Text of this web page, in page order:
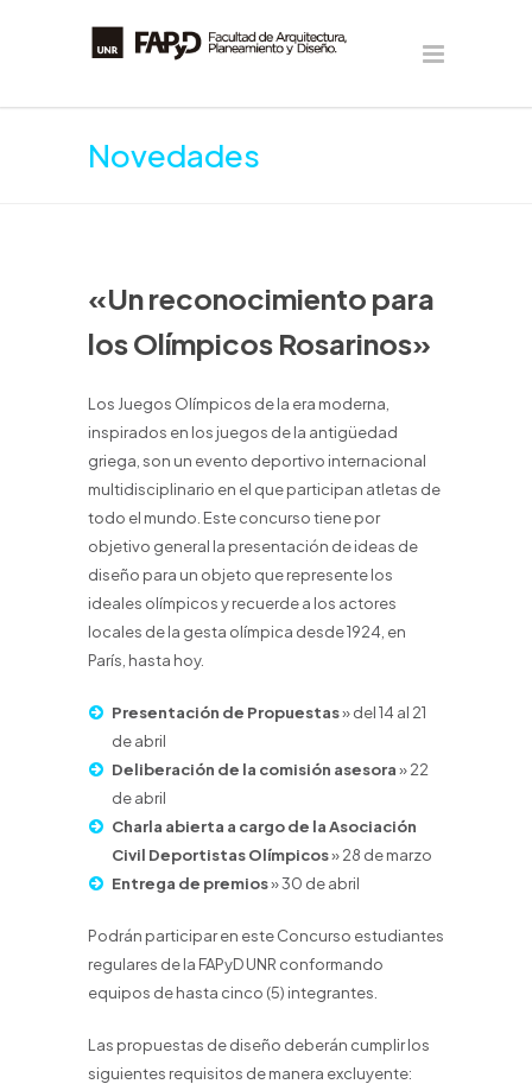
Novedades
«Un reconocimiento para
los Olímpicos Rosarinos»
Los Juegos Olímpicos de la era moderna,
inspirados en los juegos de la antigüedad
griega, son un evento deportivo internacional
multidisciplinario en el que participan atletas de
todo el mundo. Este concurso tiene por
objetivo general la presentación de ideas de
diseño para un objeto que represente los
ideales olímpicos y recuerde a los actores
locales de la gesta olímpica desde 1924, en
París, hasta hoy.
Presentación de Propuestas» del 14 al 21
de abril
Deliberación de la comisión asesora» 22
de abril
Charla abierta a cargo de la Asociación
Civil Deportistas Olímpicos» 28 de marzo
Entrega de premios» 30 de abril
Podrán participar en este Concurso estudiantes
regulares de la FAPyD UNR conformando
equipos de hasta cinco (5) integrantes.
Las propuestas de diseño deberán cumplir los
siguientes requisitos de manera excluyente: